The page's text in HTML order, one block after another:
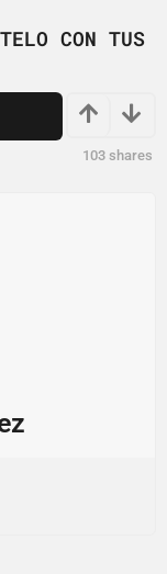
CON TUS
103 shares